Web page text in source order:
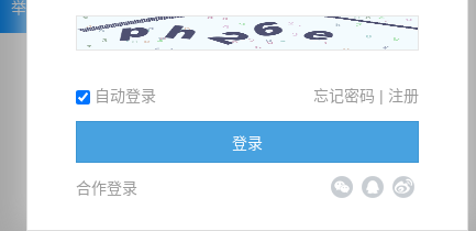
举报
自动登录 忘记密码 | 注册
登录
合作登录